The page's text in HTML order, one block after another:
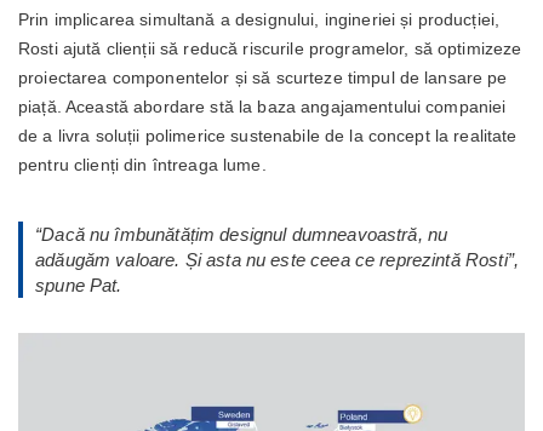
Prin implicarea simultană a designului, ingineriei și producției,
Rosti ajută clienții să reducă riscurile programelor, să optimizeze
proiectarea componentelor și să scurteze timpul de lansare pe
piață. Această abordare stă la baza angajamentului companiei
de a livra soluții polimerice sustenabile de la concept la realitate
pentru clienți din întreaga lume.
“Dacă nu îmbunătățim designul dumneavoastră, nu
adăugăm valoare. Și asta nu este ceea ce reprezintă Rosti”,
spune Pat.